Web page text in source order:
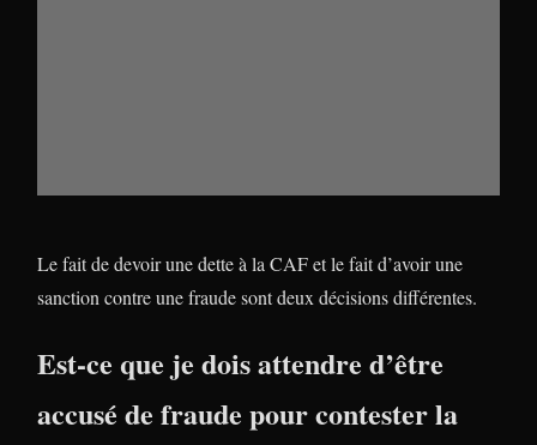
Le fait de devoir une dette à la CAF et le fait d’avoir une
sanction contre une fraude sont deux décisions différentes.
Est-ce que je dois attendre d’être
accusé de fraude pour contester la